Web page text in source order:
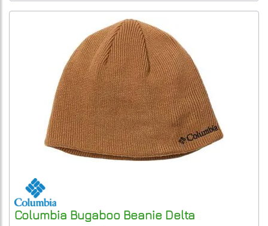
Columbia Bugaboo Beanie Delta